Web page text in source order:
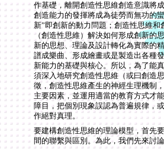
作基礎，離開創造性思維創造意識將
創造能力的發揮將成為徒勞而無功的
新”即創新的動力問題；創造性思維
（創造性思維）解決如何形成創新的
新的思想、理論及設計轉化為實際的
譜成樂曲、形成繪畫或是製造出各種
新能力的基礎與核心。所以，為了能
須深入地研究創造性思維（或曰創造
徵，創造性思維產生的神經生理機制
主要因素，並運用適當的教育方式才
障目，把個別現象誤認為普遍規律，
作絕對真理。
要建構創造性思維的理論模型，首先
間的聯繫與區別。為此，我們先來討